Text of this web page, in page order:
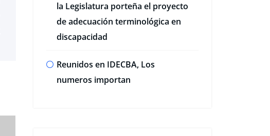
la Legislatura porteña el proyecto
de adecuación terminológica en
discapacidad
Reunidos en IDECBA, Los
numeros importan